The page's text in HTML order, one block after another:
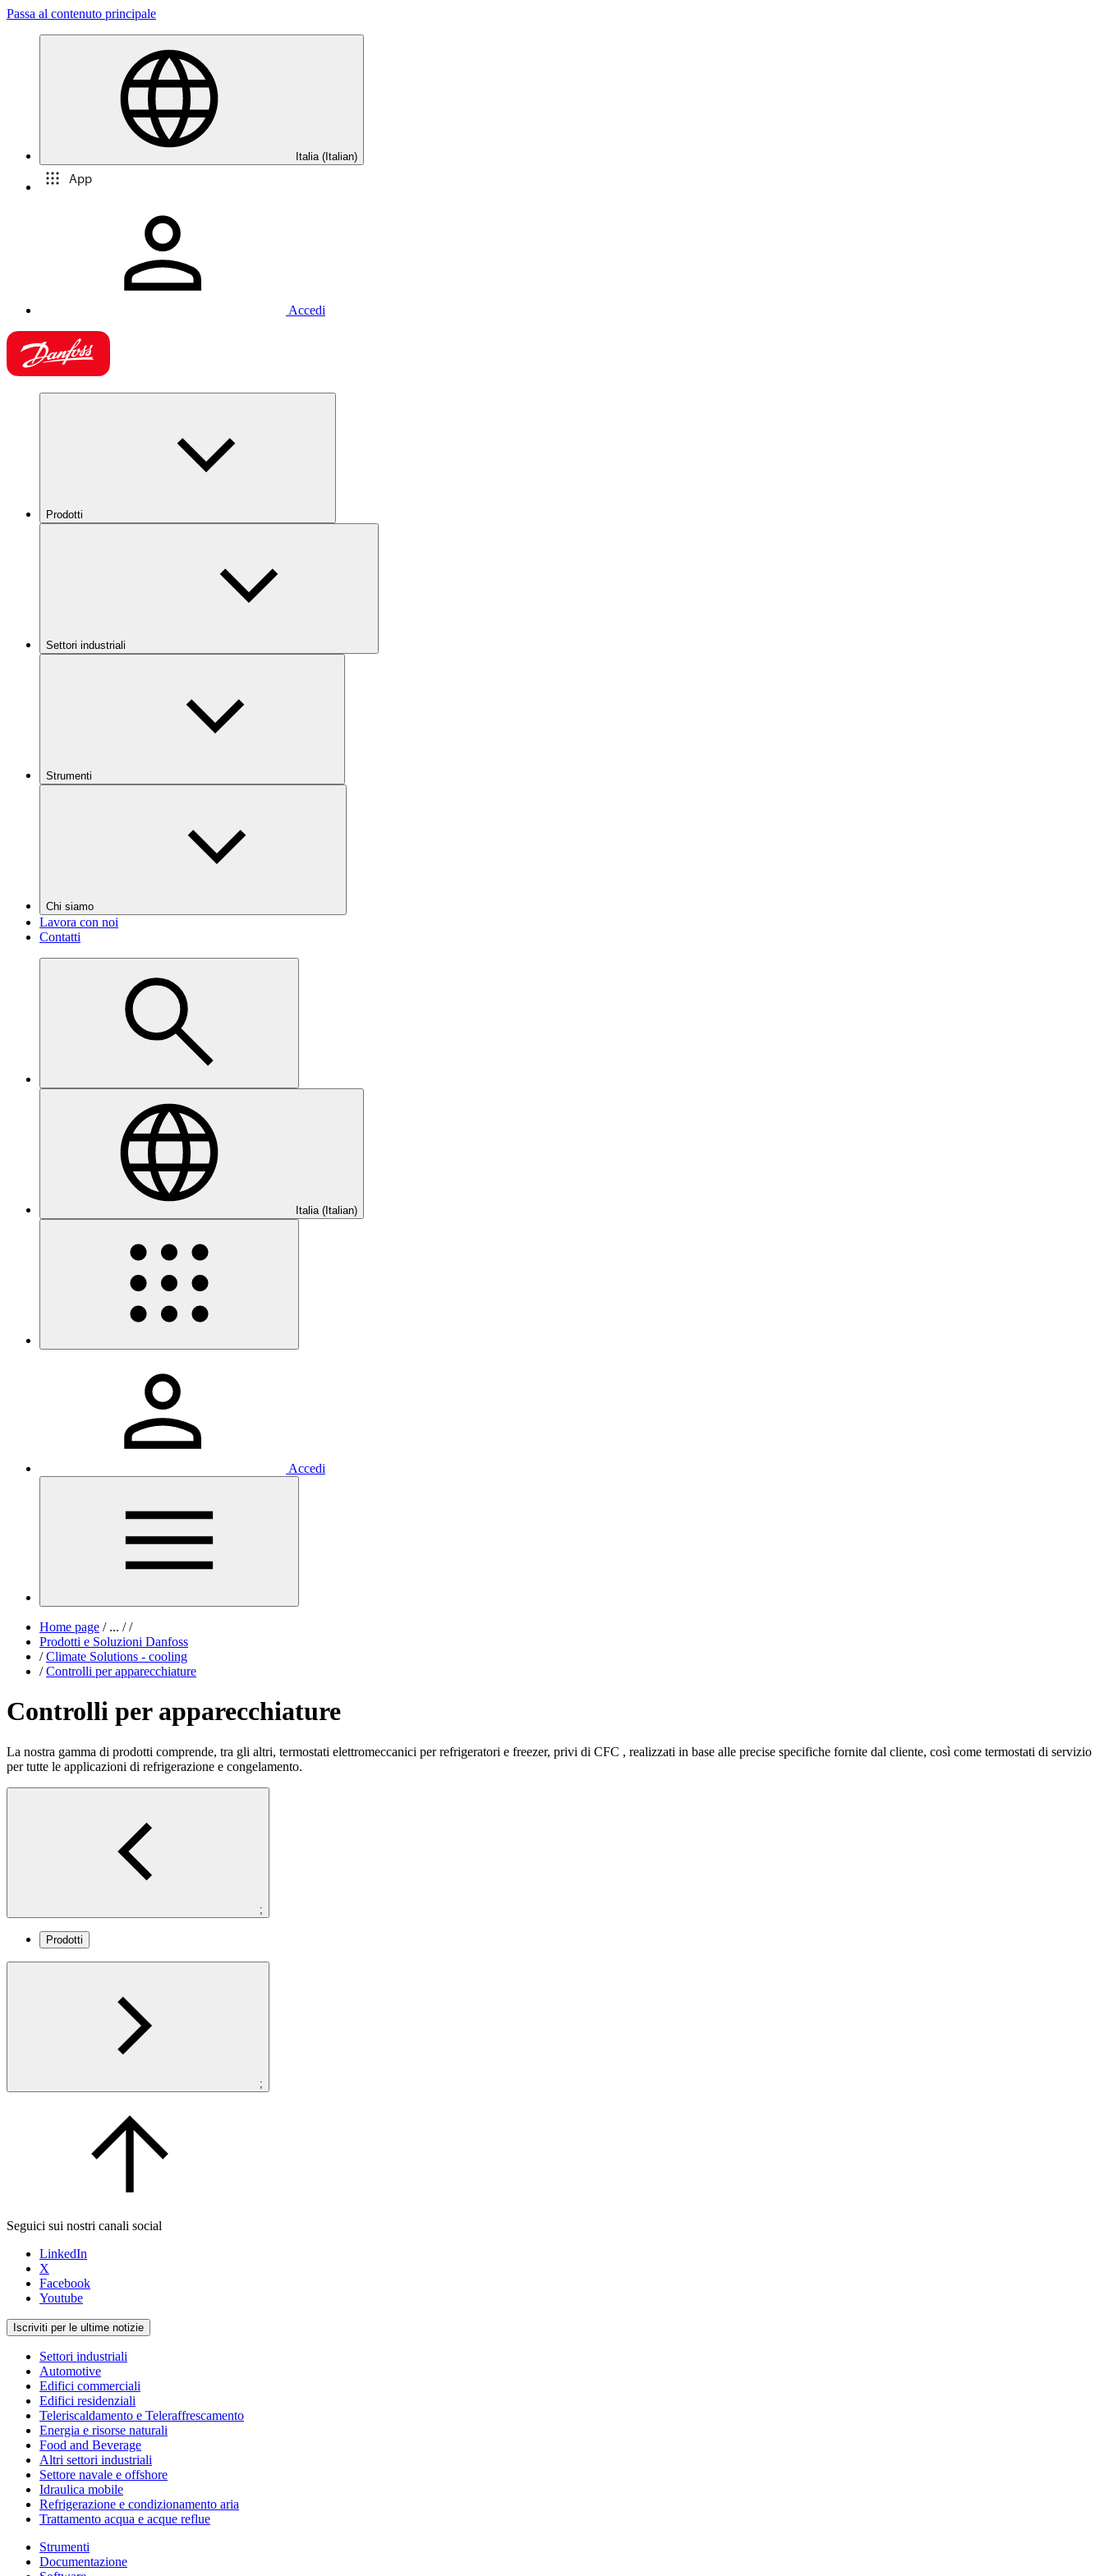
Passa al contenuto principale
Italia (Italian)
App
Accedi
Prodotti
Settori industriali
Strumenti
Chi siamo
Lavora con noi
Contatti
Italia (Italian)
Accedi
Home page /... / /
Prodotti e Soluzioni Danfoss
/ Climate Solutions - cooling
/ Controlli per apparecchiature
Controlli per apparecchiature
La nostra gamma di prodotti comprende, tra gli altri, termostati elettromeccanici per refrigeratori e freezer, privi di CFC , realizzati in base alle precise specifiche fornite dal cliente, così come termostati di servizio
per tutte le applicazioni di refrigerazione e congelamento.
;
Prodotti
;
Seguici sui nostri canali social
LinkedIn
X
Facebook
Youtube
Iscriviti per le ultime notizie
Settori industriali
Automotive
Edifici commerciali
Edifici residenziali
Teleriscaldamento e Teleraffrescamento
Energia e risorse naturali
Food and Beverage
Altri settori industriali
Settore navale e offshore
Idraulica mobile
Refrigerazione e condizionamento aria
Trattamento acqua e acque reflue
Strumenti
Documentazione